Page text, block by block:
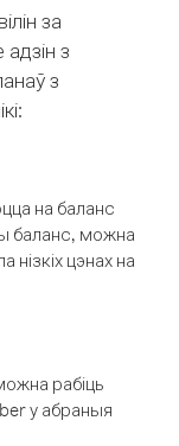
за
з
з
на баланс
баланс, можна
нізкіх цэнах на
рабіць
у абраныя